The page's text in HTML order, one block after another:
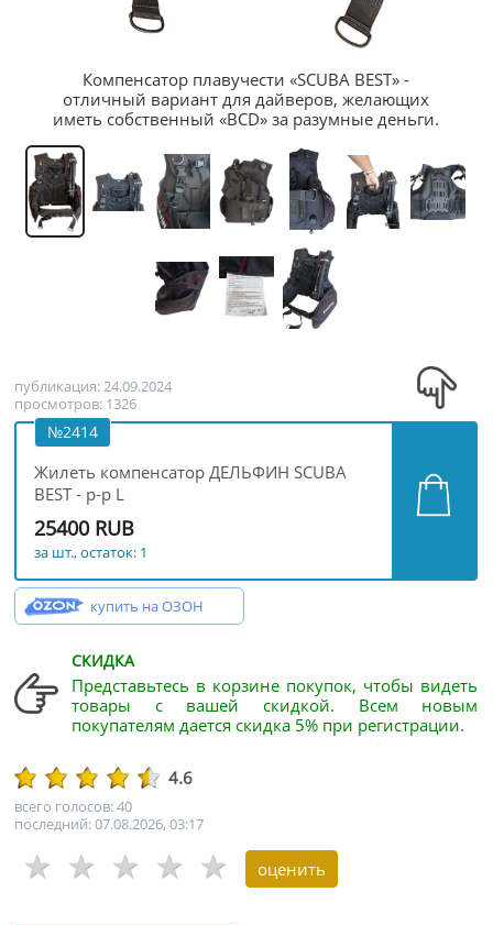
Компенсатор плавучести «SCUBA BEST» -
отличный вариант для дайверов, желающих
иметь собственный «BCD» за разумные деньги.
публикация: 24.09.2024
просмотров: 1326
№2414
Жилеть компенсатор ДЕЛЬФИН SCUBA
BEST - р-р L
25400 RUB
за шт., остаток: 1
купить на ОЗОН
СКИДКА
Представьтесь в корзине покупок, чтобы видеть
товары с вашей скидкой. Всем новым
покупателям дается скидка 5% при регистрации.
4.6
всего голосов: 40
последний: 07.08.2026, 03:17